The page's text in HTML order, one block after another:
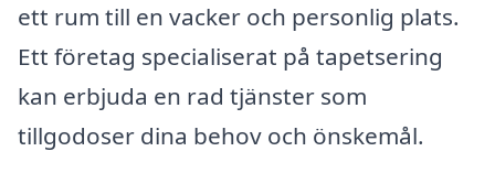
ett rum till en vacker och personlig plats.
Ett företag specialiserat på tapetsering
kan erbjuda en rad tjänster som
tillgodoser dina behov och önskemål.